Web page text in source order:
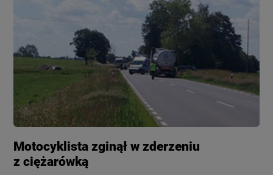
Motocyklista zginął w zderzeniu
z ciężarówką